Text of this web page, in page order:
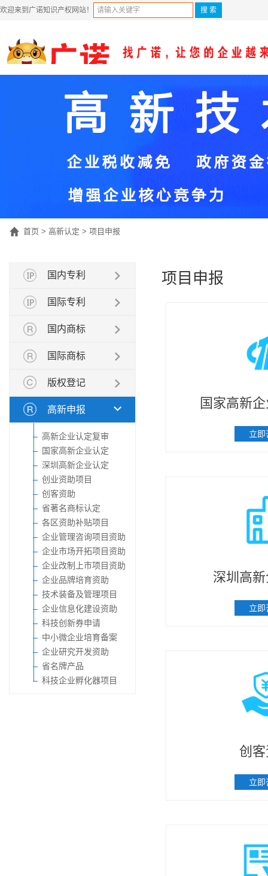
欢迎来到广诺知识产权网站！
首页 > 高新认定 > 项目申报
国内专利
国际专利
国内商标
国际商标
版权登记
高新申报
高新企业认定复审
国家高新企业认定
深圳高新企业认定
创业资助项目
创客资助
省著名商标认定
各区资助补贴项目
企业管理咨询项目资助
企业市场开拓项目资助
企业改制上市项目资助
企业品牌培育资助
技术装备及管理项目
企业信息化建设资助
科技创新券申请
中小微企业培育备案
企业研究开发资助
省名牌产品
​科技企业孵化器项目
项目申报
国家高新
立即
深圳高
立即
创
立即